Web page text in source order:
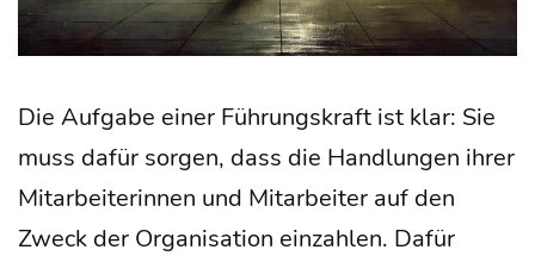
Die Auf­ga­be einer Füh­rungs­kraft ist klar: Sie
muss dafür sor­gen, dass die Hand­lun­gen ihrer
Mit­ar­bei­te­rin­nen und Mit­ar­bei­ter auf den
Zweck der Orga­ni­sa­ti­on ein­zah­len. Dafür